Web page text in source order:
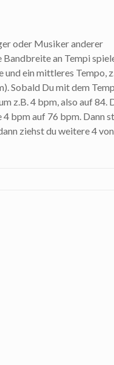
oder Musiker anderer
Bandbreite an Tempi
und ein mittleres Tempo,
Sobald Du mit dem
z.B. 4 bpm, also auf 84.
bpm auf 76 bpm. Dann
ziehst du weitere 4